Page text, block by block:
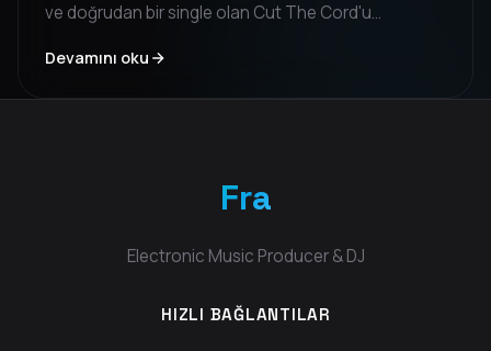
ve doğrudan bir single olan Cut The Cord'u
drop üzerine kurulu, kontrolü yeniden ele almayı
Devamını oku
Fra
Electronic Music Producer & DJ
HIZLI BAĞLANTILAR